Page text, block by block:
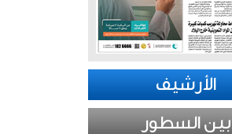
الأرشيف
بين السطور